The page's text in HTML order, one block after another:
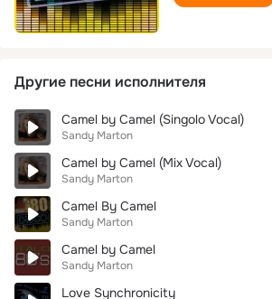
Другие песни исполнителя
Camel by Camel (Singolo Vocal)
Sandy Marton
Camel by Camel (Mix Vocal)
Sandy Marton
Camel By Camel
Sandy Marton
Camel by Camel
Sandy Marton
Love Synchronicity